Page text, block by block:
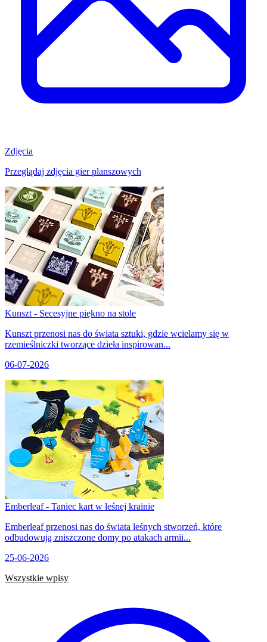
Zdjęcia
Przeglądaj zdjęcia gier planszowych
Kunszt - Secesyjne piękno na stole
Kunszt przenosi nas do świata sztuki, gdzie wcielamy się w
rzemieślniczki tworzące dzieła inspirowan...
06-07-2026
Emberleaf - Taniec kart w leśnej krainie
Emberleaf przenosi nas do świata leśnych stworzeń, które
odbudowują zniszczone domy po atakach armii...
25-06-2026
Wszystkie wpisy